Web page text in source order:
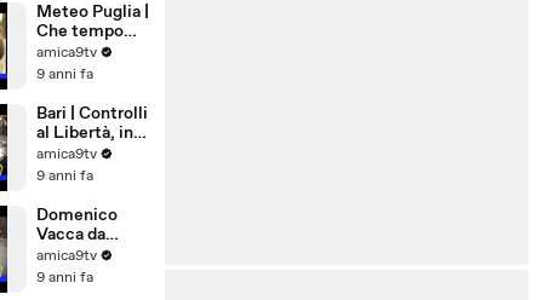
Meteo Puglia |
Che tempo
farà a
Ferragosto
amica9tv
9 anni fa
Bari | Controlli
al Libertà, in
via Nicolai una
pistola
amica9tv
9 anni fa
Domenico
Vacca da
Andria a New
York,
amica9tv
9 anni fa